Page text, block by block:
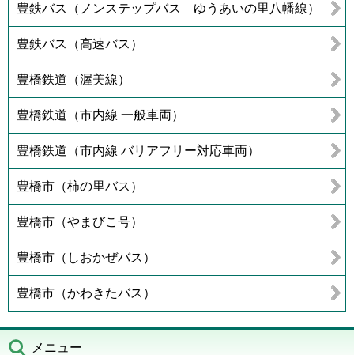
豊鉄バス（ノンステップバス ゆうあいの里八幡線）
豊鉄バス（高速バス）
豊橋鉄道（渥美線）
豊橋鉄道（市内線 一般車両）
豊橋鉄道（市内線 バリアフリー対応車両）
豊橋市（柿の里バス）
豊橋市（やまびこ号）
豊橋市（しおかぜバス）
豊橋市（かわきたバス）
メニュー